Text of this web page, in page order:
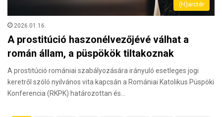
(H)arctér
2026.01.16.
A prostitúció haszonélvezőjévé válhat a
román állam, a püspökök tiltakoznak
A prostitúció romániai szabályozására irányuló esetleges jogi
keretről szóló nyilvános vita kapcsán a Romániai Katolikus Püspöki
Konferencia (RKPK) határozottan és…